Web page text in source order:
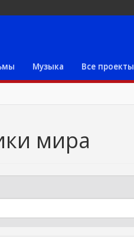
Музыка Все проекты
мира